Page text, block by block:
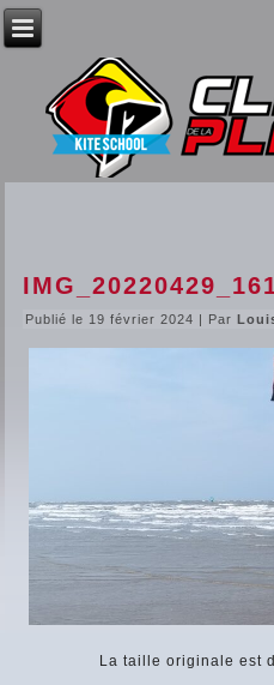
Publié le 19 février 2024 Par
La taille originale est